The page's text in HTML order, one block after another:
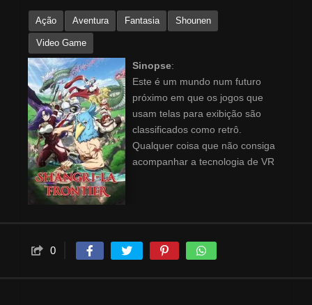
Ação Aventura Fantasia Shounen
Video Game
Sinopse:
Este é um mundo num futuro
próximo em que os jogos que
usam telas para exibição são
classificados como retrô.
Qualquer coisa que não consiga
acompanhar a tecnologia de VR
suas vidas a dominar esses
jogos são chamados de
0